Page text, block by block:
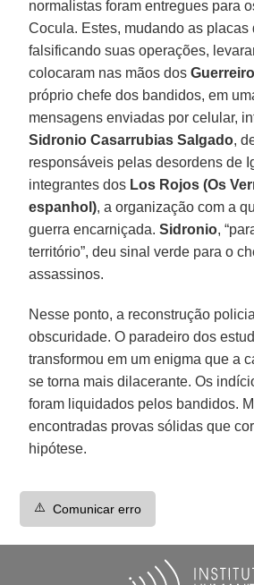
normalistas foram entregues para
Cocula. Estes, mudando as
falsificando suas operações,
colocaram nas mãos dos
próprio chefe dos bandidos, em
mensagens enviadas por celular,
Sidronio Casarrubias Salgado,
responsáveis pelas desordens de
integrantes dos Los Rojos (Os
espanhol), a organização com a
guerra encarniçada.Sidronio,
território”, deu sinal verde para o
assassinos.
Nesse ponto, a reconstrução
obscuridade. O paradeiro dos
transformou em um enigma que a
se torna mais dilacerante. Os
foram liquidados pelos bandidos.
encontradas provas sólidas que
hipótese.
⚠️ Comunicar erro